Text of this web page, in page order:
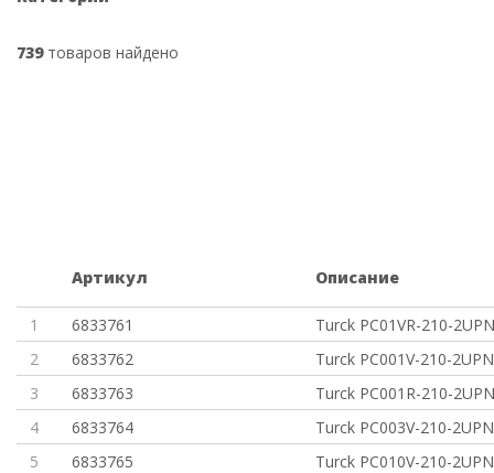
739товаров найдено
Артикул Описание
1 6833761
Turck PC01VR-210-
2
6833762
Turck PC001V-210-
3
6833763
Turck PC001R-210-
4
6833764
Turck PC003V-210-
5
6833765
Turck PC010V-210-